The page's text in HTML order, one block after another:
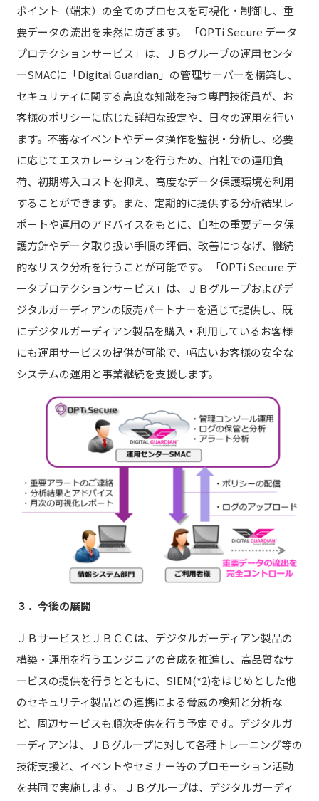
ポイント（端末）の全てのプロセスを可視化・制御し、重
要データの流出を未然に防ぎます。 「OPTi Secure データ
プロテクションサービス」は、ＪＢグループの運用センタ
ーSMACに「Digital Guardian」の管理サーバーを構築し、
セキュリティに関する高度な知識を持つ専門技術員が、お
客様のポリシーに応じた詳細な設定や、日々の運用を行い
ます。不審なイベントやデータ操作を監視・分析し、必要
に応じてエスカレーションを行うため、自社での運用負
荷、初期導入コストを抑え、高度なデータ保護環境を利用
することができます。また、定期的に提供する分析結果レ
ポートや運用のアドバイスをもとに、自社の重要データ保
護方針やデータ取り扱い手順の評価、改善につなげ、継続
的なリスク分析を行うことが可能です。 「OPTi Secure デ
ータプロテクションサービス」は、ＪＢグループおよびデ
ジタルガーディアンの販売パートナーを通じて提供し、既
にデジタルガーディアン製品を購入・利用しているお客様
にも運用サービスの提供が可能で、幅広いお客様の安全な
システムの運用と事業継続を支援します。
３．今後の展開
ＪＢサービスとＪＢＣＣは、デジタルガーディアン製品の
構築・運用を行うエンジニアの育成を推進し、高品質なサ
ービスの提供を行うとともに、SIEM(*2)をはじめとした他
のセキュリティ製品との連携による脅威の検知と分析な
ど、周辺サービスも順次提供を行う予定です。デジタルガ
ーディアンは、ＪＢグループに対して各種トレーニング等の
技術支援と、イベントやセミナー等のプロモーション活動
を共同で実施します。 ＪＢグループは、デジタルガーディ